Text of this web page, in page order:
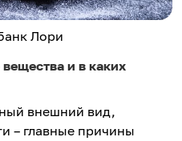
Лори
и в каких
внешний вид,
– главные причины